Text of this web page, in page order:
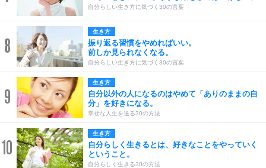
自分らしい生き方に気づく30の言葉
8
生き方
振り返る習慣をやめればいい。
前しか見られなくなる。
自分らしい生き方に気づく30の言葉
9
生き方
自分以外の人になるのはやめて「ありのままの自
分」を好きになる。
幸せな人生を送る30の方法
10
生き方
自分らしく生きるとは、好きなことをやっていく
ということ。
自分らしく生きる30の方法